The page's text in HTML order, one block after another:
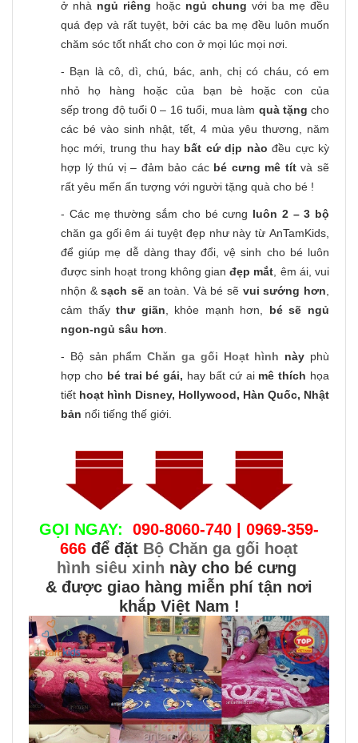
ở nhà ngủ riêng hoặc ngủ chung với ba mẹ đều
quá đẹp và rất tuyệt, bởi các ba mẹ đều luôn muốn
chăm sóc tốt nhất cho con ở mọi lúc mọi nơi.
- Bạn là cô, dì, chú, bác, anh, chị có cháu, có em
nhỏ họ hàng hoặc của bạn bè hoặc con của
sếp trong độ tuổi 0 – 16 tuổi, mua làm quà tặng cho
các bé vào sinh nhật, tết, 4 mùa yêu thương, năm
học mới, trung thu hay bất cứ dịp nào đều cực kỳ
hợp lý thú vị – đảm bảo các bé cưng mê títvà sẽ
rất yêu mến ấn tượng với người tặng quà cho bé !
- Các mẹ thường sắm cho bé cưng luôn 2 – 3 bộ
chăn ga gối êm ái tuyệt đẹp như này từ AnTamKids,
để giúp mẹ dễ dàng thay đổi, vệ sinh cho bé luôn
được sinh hoạt trong không gianđẹp mắt , êm ái, vui
nhộn &sạch sẽ an toàn. Và bé sẽ vui sướng hơn
cảm thấythư giãn , khỏe mạnh hơn, bé sẽ ngủ
ngon-ngủ sâu hơn
- Bộ sản phẩmChăn ga gối Hoạt hình này phù
hợp cho bé trai bé gái, hay bất cứ ai mê thích họa
tiết hoạt hình Disney, Hollywood, Hàn Quốc, Nhật
bản nổi tiếng thế giới.
GỌI NGAY:
090-8060-740 | 0969-359-
666 để đặt Bộ Chăn ga gối hoạt
hình siêu xinh này cho bé cưng
& được giao hàng miễn phí tận nơi
khắp Việt Nam !